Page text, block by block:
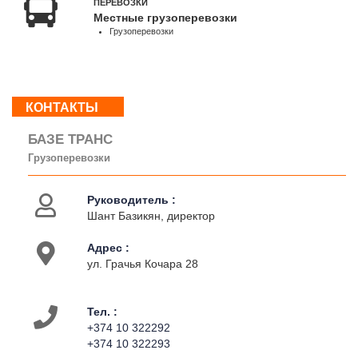
Сб,
О
нас
Контакты
Деятельность
ПЕРЕВОЗКИ
Местные грузоперевозки
Грузоперевозки
КОНТАКТЫ
БАЗЕ ТРАНС
Грузоперевозки
Руководитель :
Шант Базикян, директор
Адрес :
ул. Грачья Кочара 28
Тел. :
+374 10 322292
+374 10 322293